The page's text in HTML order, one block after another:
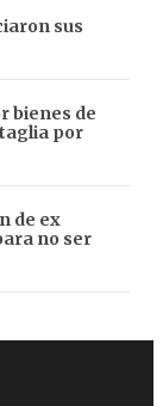
sus
bienes de
por
de ex
no ser